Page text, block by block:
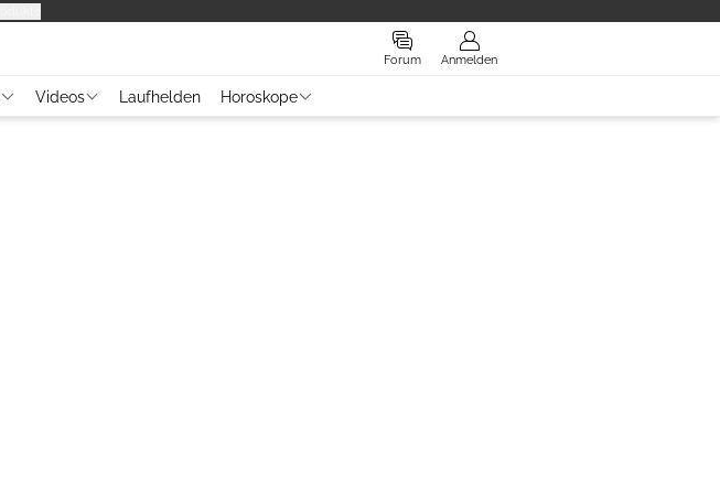
Forum Anmelden
Videos Laufhelden Horoskope